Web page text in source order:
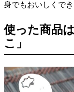
身でもおいしくでき
使った商品
こ」